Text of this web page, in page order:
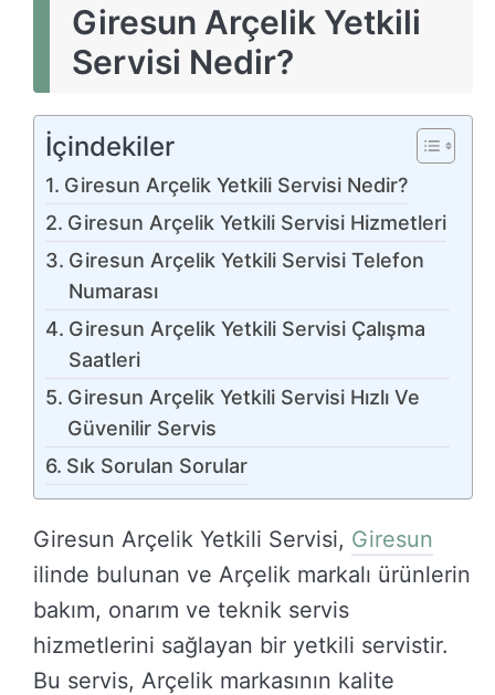
Giresun Arçelik Yetkili
Servisi Nedir?
İçindekiler
Giresun Arçelik Yetkili Servisi Nedir?
Giresun Arçelik Yetkili Servisi Hizmetleri
Giresun Arçelik Yetkili Servisi Telefon
Numarası
Giresun Arçelik Yetkili Servisi Çalışma
Saatleri
Giresun Arçelik Yetkili Servisi Hızlı Ve
Güvenilir Servis
Sık Sorulan Sorular
Giresun Arçelik Yetkili Servisi, Giresun
ilinde bulunan ve Arçelik markalı ürünlerin
bakım, onarım ve teknik servis
hizmetlerini sağlayan bir yetkili servistir.
Bu servis, Arçelik markasının kalite